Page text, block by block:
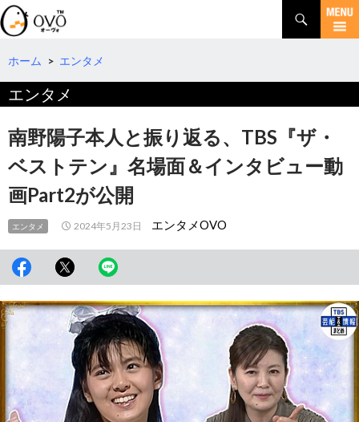
検
索
コ
テ
へ
移
動
ホーム > エンタメ
エンタメ
南野陽子本人と振り返る、TBS『ザ・
ベストテン』名場面＆インタビュー動
画Part2が公開
エンタメ 2024年5月23日 エンタメOVO